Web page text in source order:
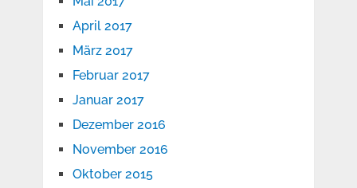
April 2017
März 2017
Februar 2017
Januar 2017
Dezember 2016
November 2016
Oktober 2015